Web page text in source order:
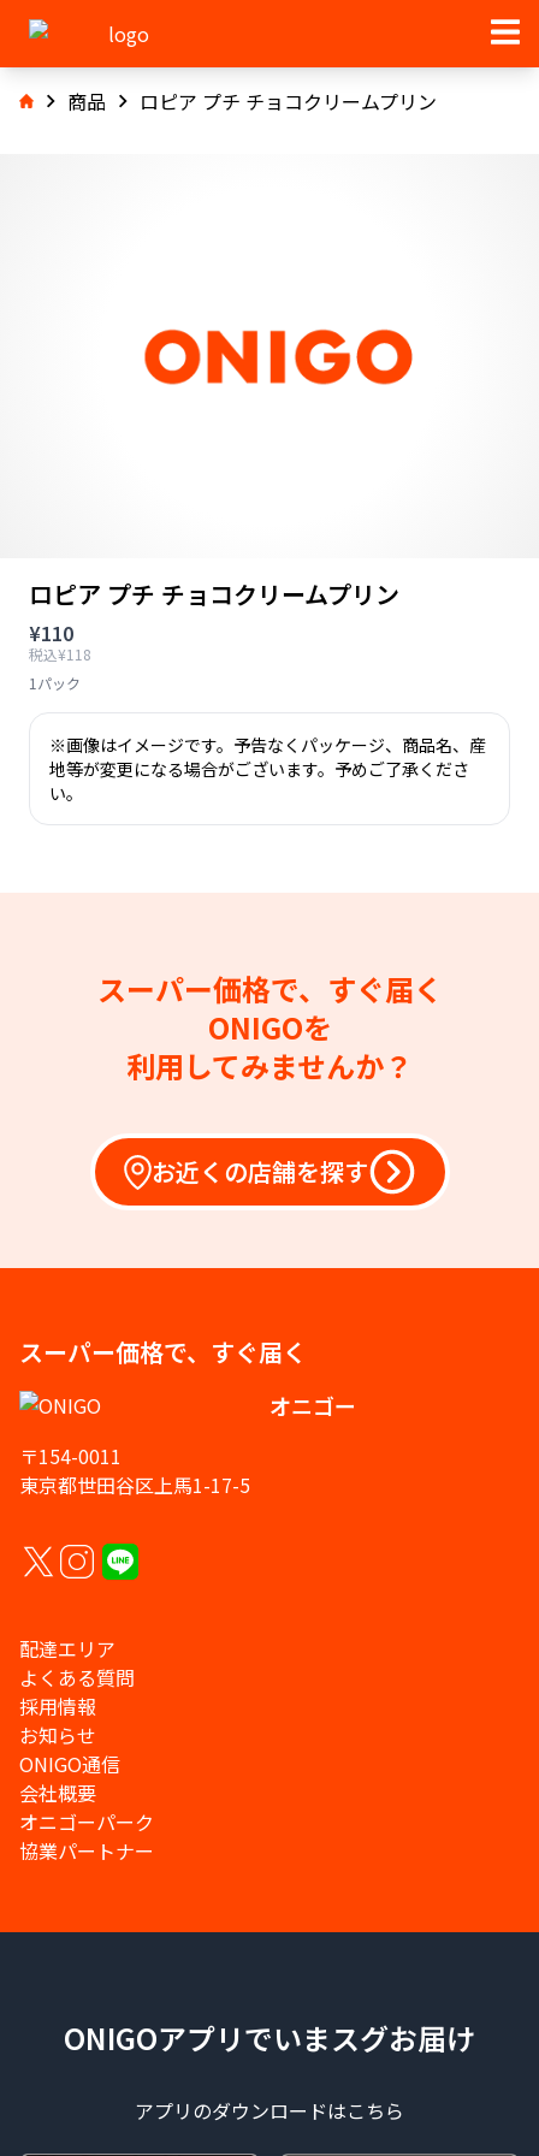
商品 ロピア プチ チョコクリームプリン
ロピア プチ チョコクリームプリン
¥110
税込¥118
1パック
※画像はイメージです。予告なくパッケージ、商品名、産
地等が変更になる場合がございます。予めご了承くださ
い。
スーパー価格で、すぐ届く
ONIGOを
利用してみませんか？
お近くの店舗を探す
スーパー価格で、すぐ届く
オニゴー
〒154-0011
東京都世田谷区上馬1-17-5
配達エリア
よくある質問
採用情報
お知らせ
ONIGO通信
会社概要
オニゴーパーク
協業パートナー
ONIGOアプリでいまスグお届け
アプリのダウンロードはこちら